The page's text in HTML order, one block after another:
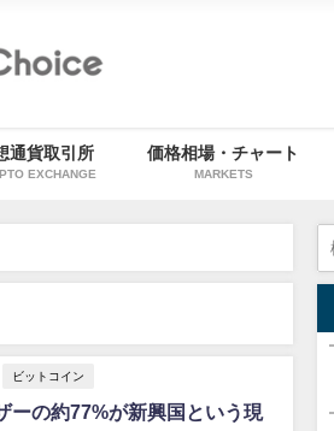
通貨取引所
EXCHANGE
価格相場・チャート
MARKETS
ビットコイン
ーの約77%が新興国という現